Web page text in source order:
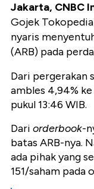
Jakarta, CNBC
Gojek
nyaris
(ARB) pada
Dari pergerakan
ambles 4,94%
pukul 13:46 WIB.
Dari orderbook-
batas ARB-nya.
ada pihak yang
151/saham pada